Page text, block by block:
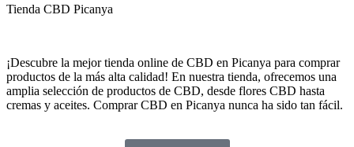
Tienda CBD Picanya
¡Descubre la mejor tienda online de CBD en Picanya para comprar
productos de la más alta calidad! En nuestra tienda, ofrecemos una
amplia selección de productos de CBD, desde flores CBD hasta
cremas y aceites. Comprar CBD en Picanya nunca ha sido tan fácil.